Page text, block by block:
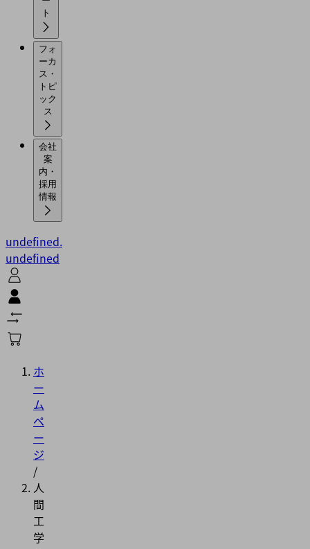
フォ
ーカ
ス・
トピ
ック
会社
案
内・
採用
情報
undefined.
undefined
ホ
ー
ム
ペ
ー
ジ
/
人
間
工
学